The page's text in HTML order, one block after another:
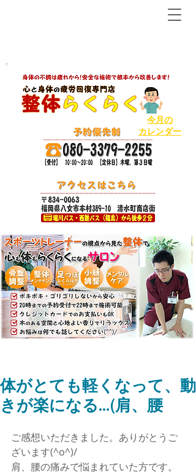
今月の
カレンダー
体がとても軽くなって、動
きが楽になる...(肩、腰
ご感想いただきました。ありがとうご
ざいます(^o^)/
肩、腰の痛みで悩まれていた方です。